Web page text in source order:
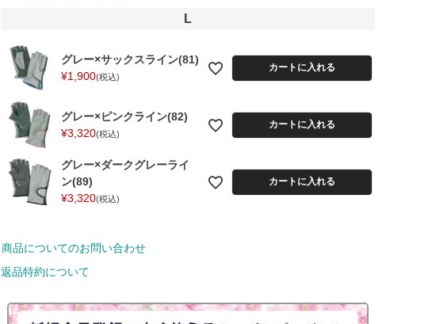
L
グレー×サックスライン(81)
¥1,900 税込
カートに入れる
グレー×ピンクライン(82)
¥3,320 税込
カートに入れる
グレー×ダークグレーライ
ン(89)
¥3,320 税込
カートに入れる
商品についてのお問い合わせ
返品特約について